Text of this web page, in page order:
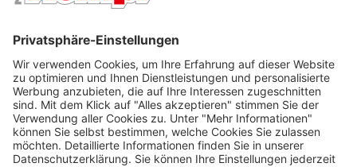
FOLGEN SIE UNS